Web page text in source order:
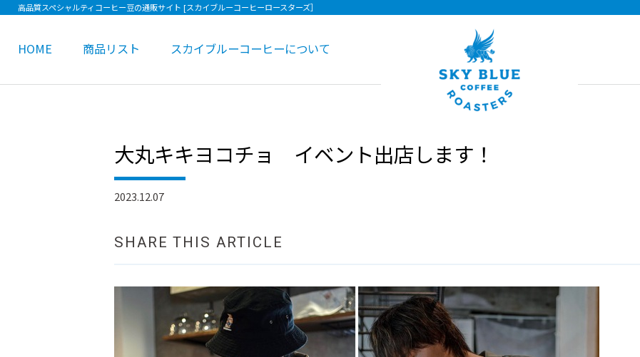
高品質スペシャルティコーヒー豆の通販サイト [スカイブルーコーヒーロースターズ］
HOME 商品リスト スカイブルーコーヒーについて
大丸キキヨコチョ イベント出店します！
2023.12.07
SHARE THIS ARTICLE